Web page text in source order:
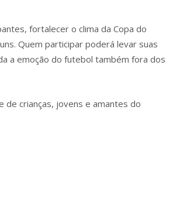
fortalecer o clima da Copa do
Quem participar poderá levar suas
a emoção do futebol também fora dos
de crianças, jovens e amantes do